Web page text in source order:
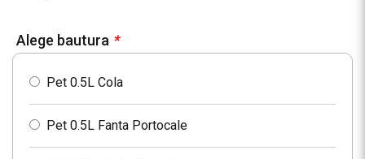
Alege bautura *
Pet 0.5L Cola
Pet 0.5L Fanta Portocale